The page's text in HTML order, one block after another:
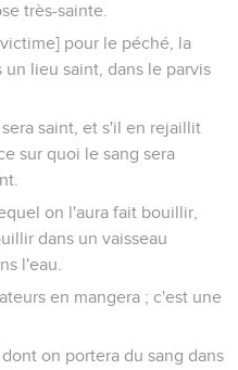
très-sainte.
pour le péché, la
un lieu saint, dans le parvis
saint, et s'il en rejaillit
sur quoi le sang sera
on l'aura fait bouillir,
dans un vaisseau
l'eau.
en mangera ; c'est une
on portera du sang dans